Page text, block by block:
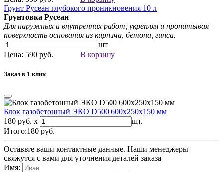
Грунт Русеан глубокого проникновения 10 л
Грунтовка Русеан
Для наружных и внутренних работ, укрепляя и пропитывая
поверхность основания из кирпича, бетона, гипса.
шт
Цена: 590 руб.
В корзину
Заказ в 1 клик
Блок газобетонный ЭКО D500 600х250х150 мм
180 руб. x
шт.
Итого:180 руб.
Оставьте ваши контактные данные. Наши менеджеры
свяжутся с вами для уточнения деталей заказа
Имя: